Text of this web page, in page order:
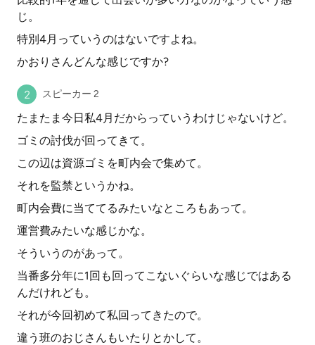
じ。
特別4月っていうのはないですよね。
かおりさんどんな感じですか?
スピーカー 2
たまたま今日私4月だからっていうわけじゃないけど。
ゴミの討伐が回ってきて。
この辺は資源ゴミを町内会で集めて。
それを監禁というかね。
町内会費に当ててるみたいなところもあって。
運営費みたいな感じかな。
そういうのがあって。
当番多分年に1回も回ってこないぐらいな感じではある
んだけれども。
それが今回初めて私回ってきたので。
違う班のおじさんもいたりとかして。